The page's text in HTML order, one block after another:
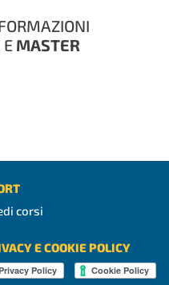
E MASTER
corsi
E COOKIE POLICY